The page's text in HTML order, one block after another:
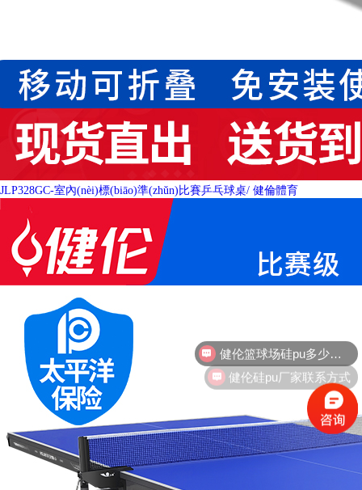
JLP328GC-室內(nèi)標(biāo)準(zhǔn)比賽乒乓球桌/ 健倫體育
健伦硅pu厂家联系方式